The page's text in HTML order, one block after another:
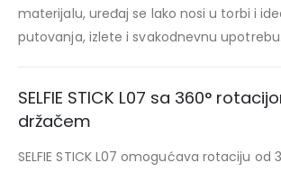
materijalu, uređaj se lako nosi u torbi i
putovanja, izlete i svakodnevnu upotrebu.
SELFIE STICK L07 sa 360°
držačem
SELFIE STICK L07 omogućava rotaciju od